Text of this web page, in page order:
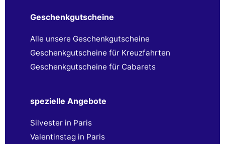
Geschenkgutscheine
Alle unsere Geschenkgutscheine
Geschenkgutscheine für Kreuzfahrten
Geschenkgutscheine für Cabarets
spezielle Angebote
Silvester in Paris
Valentinstag in Paris